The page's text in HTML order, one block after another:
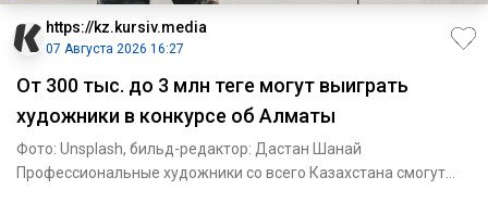
https://kz.kursiv.media
07 Августа 2026 16:27
От 300 тыс. до 3 млн теңге могут выиграть
художники в конкурсе об Алматы
Фото: Unsplash, бильд-редактор: Дастан Шанай
Профессиональные художники со всего Казахстана смогут